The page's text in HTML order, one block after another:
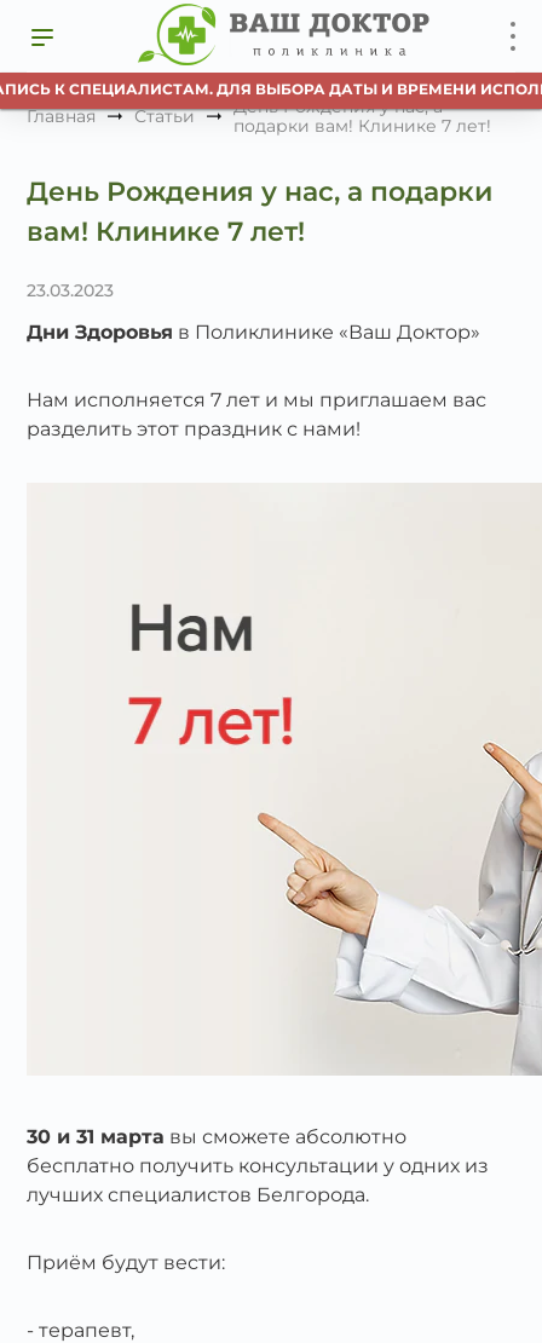
К СПЕЦИАЛИСТАМ. ДЛЯ ВЫБОРА ДАТЫ И ВРЕМЕНИ
Главная Статьи
День Рождения у нас, а
подарки вам! Клинике 7 лет!
День Рождения у нас, а подарки
вам! Клинике 7 лет!
23.03.2023
Дни Здоровья в Поликлинике «Ваш Доктор»
Нам исполняется 7 лет и мы приглашаем вас
разделить этот праздник с нами!
30 и 31 марта вы сможете абсолютно
бесплатно получить консультации у одних из
лучших специалистов Белгорода.
Приём будут вести:
терапевт,